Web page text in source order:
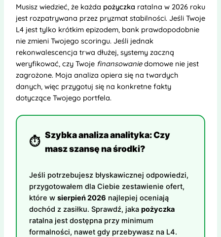
Musisz wiedzieć, że każda pożyczka ratalna w 2026 roku
jest rozpatrywana przez pryzmat stabilności. Jeśli Twoje
L4 jest tylko krótkim epizodem, bank prawdopodobnie
nie zmieni Twojego scoringu. Jeśli jednak
rekonwalescencja trwa dłużej, systemy zaczną
weryfikować, czy Twoje finansowaniedomowe nie jest
zagrożone. Moja analiza opiera się na twardych
danych, więc przygotuj się na konkretne fakty
dotyczące Twojego portfela.
⏱️
Szybka analiza analityka: Czy
masz szansę na środki?
Jeśli potrzebujesz błyskawicznej odpowiedzi,
przygotowałem dla Ciebie zestawienie ofert,
które w sierpień 2026 najlepiej oceniają
dochód z zasiłku. Sprawdź, jaka pożyczka
ratalna jest dostępna przy minimum
formalności, nawet gdy przebywasz na L4.